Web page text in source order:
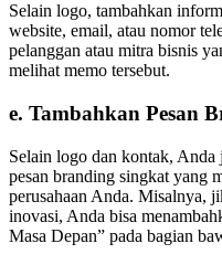
Selain logo, tambahkan
website, email, atau nomor
pelanggan atau mitra bisnis
melihat memo tersebut.
e. Tambahkan Pesan
Selain logo dan kontak, Anda
pesan branding singkat yang
perusahaan Anda. Misalnya,
inovasi, Anda bisa
Masa Depan” pada bagian